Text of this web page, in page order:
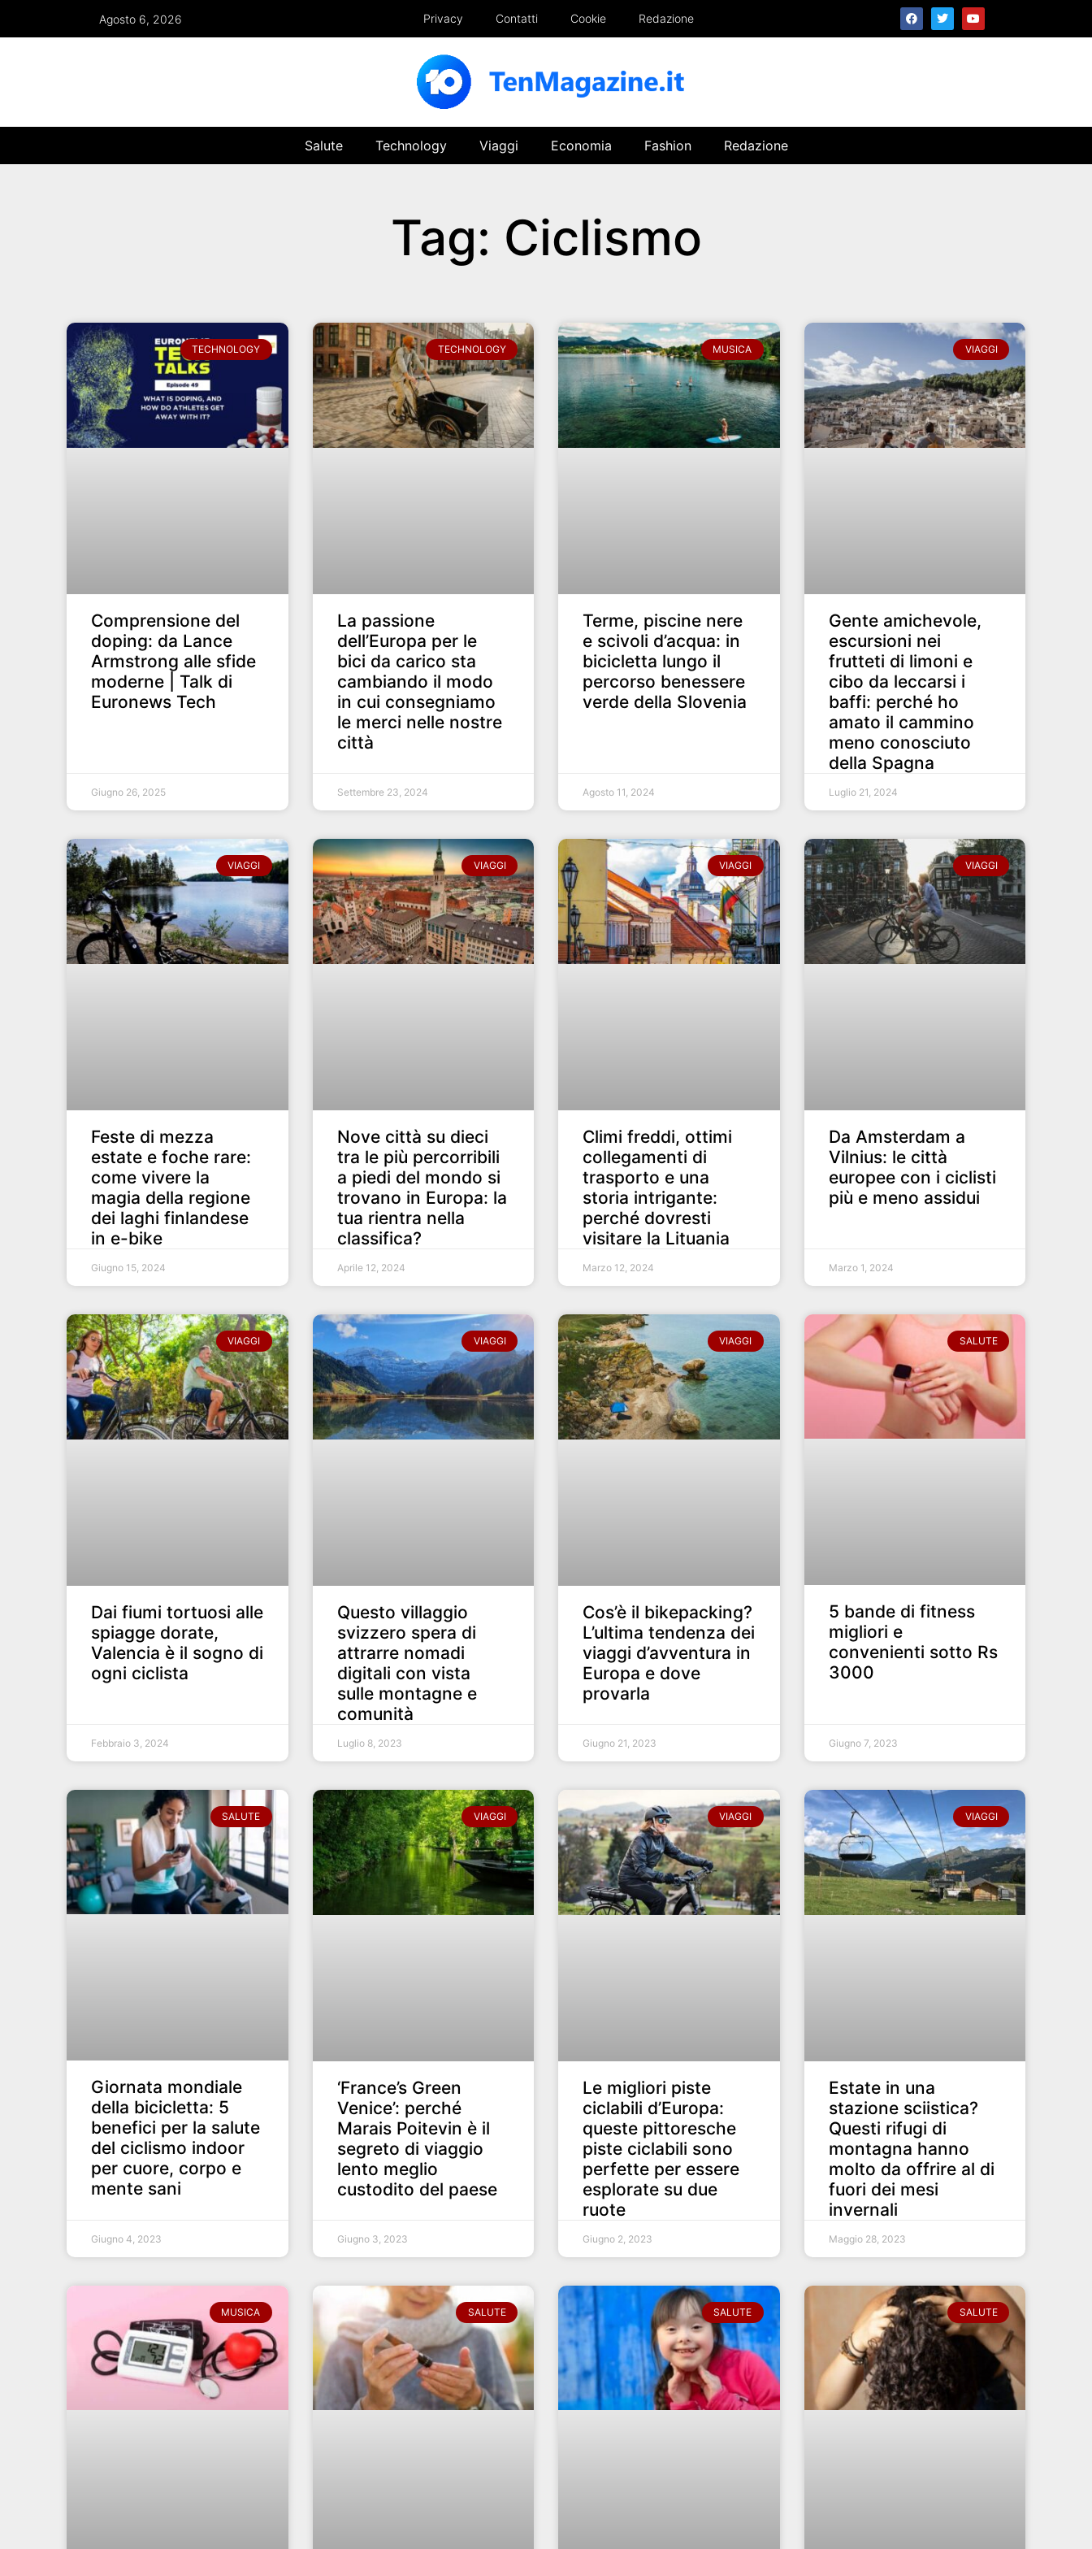
Agosto 6, 2026 Privacy Contatti Cookie Redazione
Salute Technology Viaggi Economia Fashion Redazione
Tag: Ciclismo
TECHNOLOGY
Comprensione del
doping: da Lance
Armstrong alle sfide
moderne | Talk di
Euronews Tech
Giugno 26, 2025
TECHNOLOGY
La passione
dell’Europa per le
bici da carico sta
cambiando il modo
in cui consegniamo
le merci nelle nostre
città
Settembre 23, 2024
MUSICA
Terme, piscine nere
e scivoli d’acqua: in
bicicletta lungo il
percorso benessere
verde della Slovenia
Agosto 11, 2024
VIAGGI
Gente amichevole,
escursioni nei
frutteti di limoni e
cibo da leccarsi i
baffi: perché ho
amato il cammino
meno conosciuto
della Spagna
Luglio 21, 2024
VIAGGI
Feste di mezza
estate e foche rare:
come vivere la
magia della regione
dei laghi finlandese
in e-bike
Giugno 15, 2024
VIAGGI
Nove città su dieci
tra le più percorribili
a piedi del mondo si
trovano in Europa: la
tua rientra nella
classifica?
Aprile 12, 2024
VIAGGI
Climi freddi, ottimi
collegamenti di
trasporto e una
storia intrigante:
perché dovresti
visitare la Lituania
Marzo 12, 2024
VIAGGI
Da Amsterdam a
Vilnius: le città
europee con i ciclisti
più e meno assidui
Marzo 1, 2024
VIAGGI
Dai fiumi tortuosi alle
spiagge dorate,
Valencia è il sogno di
ogni ciclista
Febbraio 3, 2024
VIAGGI
Questo villaggio
svizzero spera di
attrarre nomadi
digitali con vista
sulle montagne e
comunità
Luglio 8, 2023
VIAGGI
Cos’è il bikepacking?
L’ultima tendenza dei
viaggi d’avventura in
Europa e dove
provarla
Giugno 21, 2023
SALUTE
5 bande di fitness
migliori e
convenienti sotto Rs
3000
Giugno 7, 2023
SALUTE
Giornata mondiale
della bicicletta: 5
benefici per la salute
del ciclismo indoor
per cuore, corpo e
mente sani
Giugno 4, 2023
VIAGGI
‘France’s Green
Venice’: perché
Marais Poitevin è il
segreto di viaggio
lento meglio
custodito del paese
Giugno 3, 2023
VIAGGI
Le migliori piste
ciclabili d’Europa:
queste pittoresche
piste ciclabili sono
perfette per essere
esplorate su due
ruote
Giugno 2, 2023
VIAGGI
Estate in una
stazione sciistica?
Questi rifugi di
montagna hanno
molto da offrire al di
fuori dei mesi
invernali
Maggio 28, 2023
MUSICA SALUTE SALUTE SALUTE